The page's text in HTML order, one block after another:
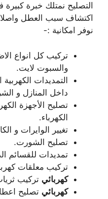
التصليح نمتلك خبرة كبيرة
اكتشاف سبب العطل
نوفر امكانية :-
تركيب كل انواع
والسبوت لايت.
التمديدات الكهربية
داخل المنازل و
تصليح الأجهزة
الكهرباء.
تغيير الوايرات و
تصليح الشورت.
تمديدات للقسائم
تركيب معلقات
كهربائي تركيب
كهربائي تصليح